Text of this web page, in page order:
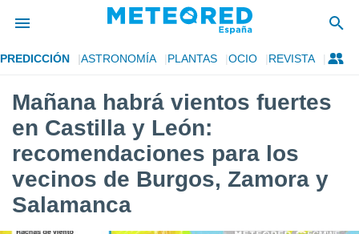
de
por
la
que se
calidad.
a este
PREDICCIÓN ASTRONOMÍA PLANTAS OCIO REVISTA
Mañana habrá vientos fuertes
en Castilla y León:
recomendaciones para los
vecinos de Burgos, Zamora y
Salamanca